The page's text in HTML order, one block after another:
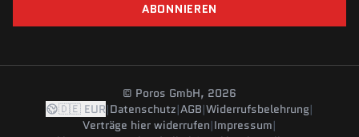
ABONNIEREN
© Poros GmbH, 2026
🇩🇪 EUR|Datenschutz|AGB|Widerrufsbelehrung|
Verträge hier widerrufen|Impressum|